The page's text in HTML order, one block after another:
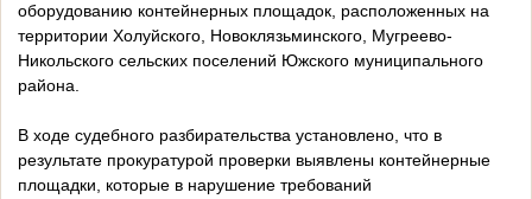
оборудованию контейнерных площадок, расположенных на
территории Холуйского, Новоклязьминского, Мугреево-
Никольского сельских поселений Южского муниципального
района.
В ходе судебного разбирательства установлено, что в
результате прокуратурой проверки выявлены контейнерные
площадки, которые в нарушение требований